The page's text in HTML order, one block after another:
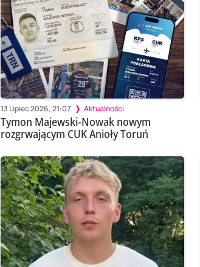
13 Lipiec 2026, 21:07 Aktualności
Tymon Majewski-Nowak nowym
rozgrwającym CUK Anioły Toruń